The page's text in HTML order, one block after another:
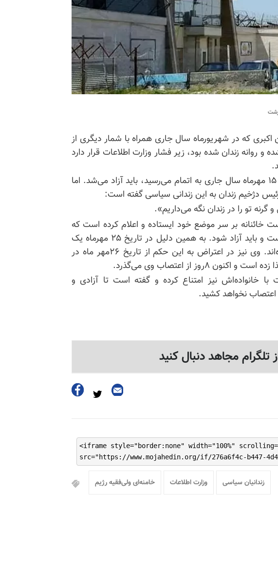
رشت
که در شهریورماه سال جاری همراه با شمار دیگری از
روانه زندان شده بود، زیر فشار وزارت اطلاعات قرار دارد
خانم مهین اکبری که حکمش تا تاریخ ۱۵ مهرماه سال جاری به اتمام می‌رسید، باید آزاد می‌شد. اما
دژخیم زندان به این زندانی سیاسی گفته است:
گرنه تو را در زندان نگه می‌داریم».
خائنانه بر سر موضع خود ایستاده و اعلام کرده است که
درخواست هیچ عفوی ندارد و بیگناه است و باید آزاد شود. به همین دلیل در تاریخ ۲۵ مهرماه یک
سال حبس اضافی برای او تعیین کرده‌اند. وی نیز در اعتراض به این حکم از تاریخ ۲۶مهر ماه در
از اعتصاب وی می‌گذرد.
با خانواده‌اش نیز امتناع کرده و گفته است تا آزادی و
نخواهد کشید.
تلگرام مجاهد دنبال کنید
<iframe style="border:none" width="100%"
src="https://www.mojahedin.org/if/276a6f4c-b447-
زندانیان سیاسی وزارت اطلاعات خامنه‌ای ولی‌فقیه رژیم